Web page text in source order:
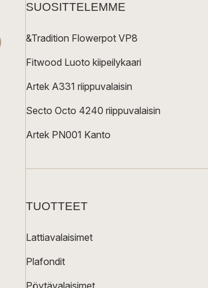
SUOSITTELEMME
&Tradition Flowerpot VP8
Fitwood Luoto kiipeilykaari
Artek A331 riippuvalaisin
Secto Octo 4240 riippuvalaisin
Artek PN001 Kanto
TUOTTEET
Lattiavalaisimet
Plafondit